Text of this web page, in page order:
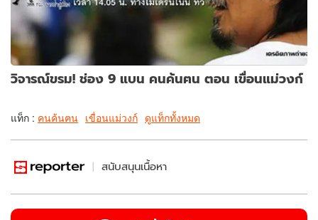
วิจารณ์ขรม! ช่อง 9 แบน คนค้นฅน ตอน เขื่อนแม่วงก์
แท็ก : คนค้นฅน เขื่อนแม่วงก์ ดูแท็กทั้งหมด
สนับสนุนเนื้อหา